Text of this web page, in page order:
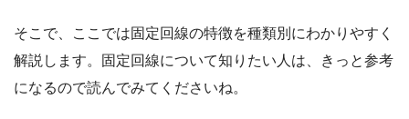
そこで、ここでは固定回線の特徴を種類別にわかりやすく
解説します。固定回線について知りたい人は、きっと参考
になるので読んでみてくださいね。